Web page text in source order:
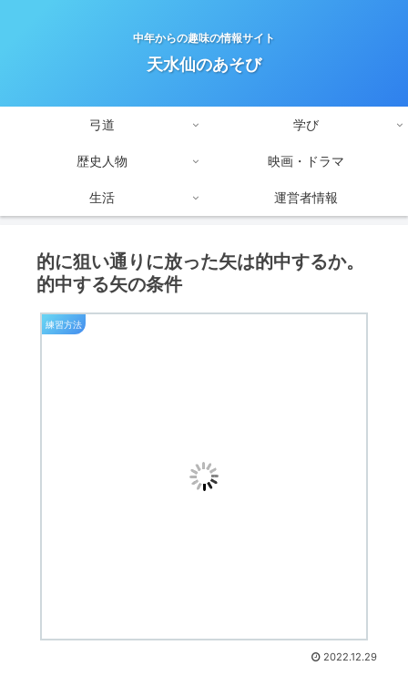
中年からの趣味の情報サイト
天水仙のあそび
弓道 学び
歴史人物 映画・ドラマ
生活 運営者情報
的に狙い通りに放った矢は的中するか。
的中する矢の条件
練習方法
2022.12.29